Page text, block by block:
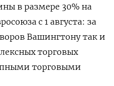
в размере 30% на
с 1 августа: за
Вашингтону так и
торговых
торговыми